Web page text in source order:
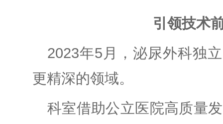
引领技术
2023年5月，泌尿外科独
更精深的领域。
科室借助公立医院高质量